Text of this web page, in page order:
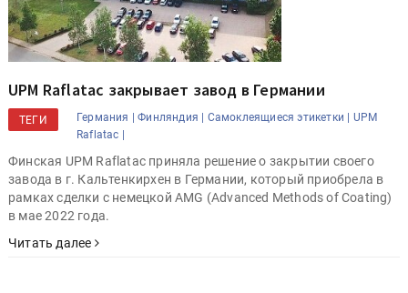
UPM Raflatac закрывает завод в Германии
ТЕГИ Германия | Финляндия | Самоклеящиеся этикетки |
UPM
Raflatac |
Финская UPM Raflatac приняла решение о закрытии своего
завода в г. Кальтенкирхен в Германии, который приобрела в
рамках сделки с немецкой AMG (Advanced Methods of Coating)
в мае 2022 года.
Читать далее